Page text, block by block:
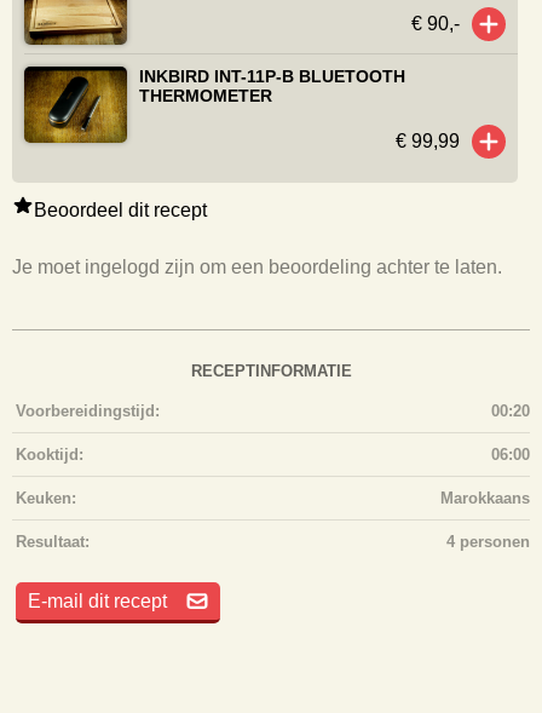
Beoordeel dit recept
Je moet ingelogd zijn om een beoordeling achter te laten.
RECEPTINFORMATIE
Voorbereidingstijd: 00:20
Kooktijd: 06:00
Keuken: Marokkaans
Resultaat: 4 personen
E-mail dit recept
€ 90,-
INKBIRD INT-11P-B BLUETOOTH
THERMOMETER
€ 99,99